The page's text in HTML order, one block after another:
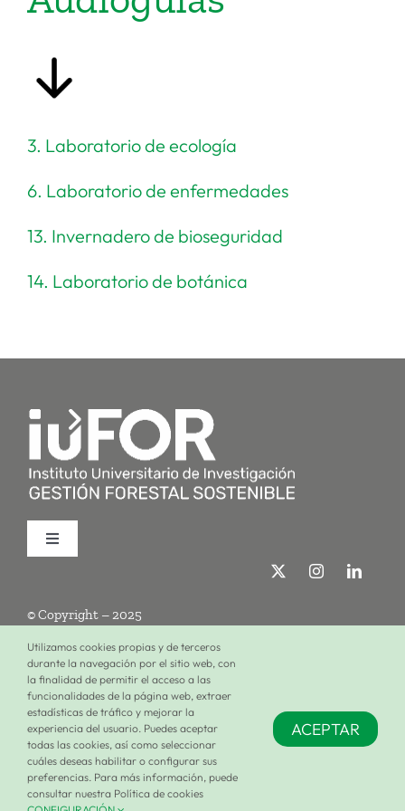
3. Laboratorio de ecología
6. Laboratorio de enfermedades
13. Invernadero de bioseguridad
14. Laboratorio de botánica
Toggle
Investigación
Formación
Únete al iuFOR
© Copyright – 2025
Términos de uso Política de privacidad
Configuración de cookies
Utilizamos cookies propias y de terceros
durante la navegación por el sitio web, con
la finalidad de permitir el acceso a las
funcionalidades de la página web, extraer
estadísticas de tráfico y mejorar la
experiencia del usuario. Puedes aceptar
todas las cookies, así como seleccionar
cuáles deseas habilitar o configurar sus
preferencias. Para más información, puede
consultar nuestra Política de cookies
ACEPTAR